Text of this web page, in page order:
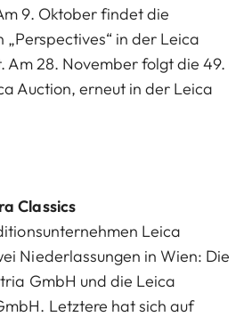
9. Oktober findet die
in der Leica
Am 28. November folgt die 49.
Auction, erneut in der Leica
Classics
Leica
Niederlassungen in Wien: Die
GmbH und die Leica
Letztere hat sich auf